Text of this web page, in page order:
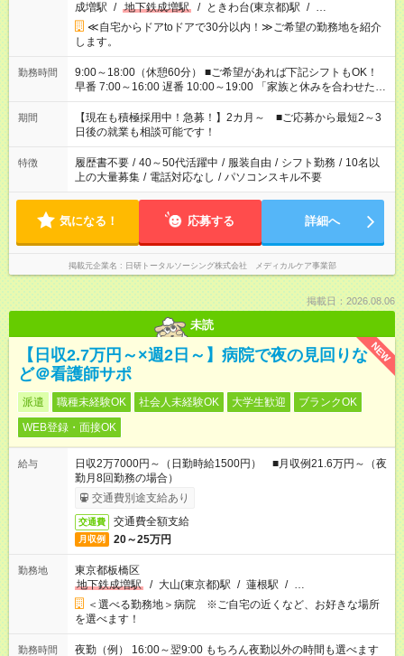
成増駅 / 地下鉄成増駅 / ときわ台(東京都)駅 / …
≪自宅からドアtoドアで30分以内！≫ご希望の勤務地を紹介
します。
勤務時間
9:00～18:00（休憩60分） ■ご希望があれば下記シフトもOK！
早番 7:00～16:00 遅番 10:00～19:00 「家族と休みを合わせた
い」 「余裕を持って夕飯の準備がしたい」 「できれば残業はし
たくない」 など、ご希望を教えてくださいね。 ※Wワーク希望
の方へ 今ご覧のお仕事で希望する勤務時間と、もう1つのお仕事
の勤務時間。 合計で週40時間を超える場合は応募できません。
期間
【現在も積極採用中！急募！】2カ月～ ■ご応募から最短2～3
日後の就業も相談可能です！
特徴 履歴書不要 / 40～50代活躍中 / 服装自由 / シフト勤務 / 10名以
上の大量募集 / 電話対応なし / パソコンスキル不要
気になる！ 応募する 詳細へ
掲載元企業名 日研トータルソーシング株式会社 メディカルケア事業部
掲載日：2026.08.06
未読
NEW
【日収2.7万円～×週2日～】病院で夜の見回りな
ど＠看護師サポ
派遣 職種未経験OK 社会人未経験OK 大学生歓迎
ブランクOK
WEB登録・面接OK
給与
日収2万7000円～（日勤時給1500円） ■月収例21.6万円～（夜
勤月8回勤務の場合）
交通費別途支給あり
交通費 交通費全額支給
月収例 20～25万円
勤務地
東京都板橋区
地下鉄成増駅
/ 大山(東京都)駅 / 蓮根駅 / …
＜選べる勤務地＞病院 ※ご自宅の近くなど、お好きな場所
を選べます！
勤務時間 夜勤（例） 16:00～翌9:00 もちろん夜勤以外の時間も選べます